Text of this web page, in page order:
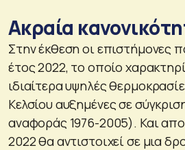
Ακραία
Στην έκθεση οι επιστήμονες
έτος 2022, το οποίο
ιδιαίτερα υψηλές
Κελσίου αυξημένες σε
αναφοράς 1976-2005). Και
2022 θα αντιστοιχεί σε μια